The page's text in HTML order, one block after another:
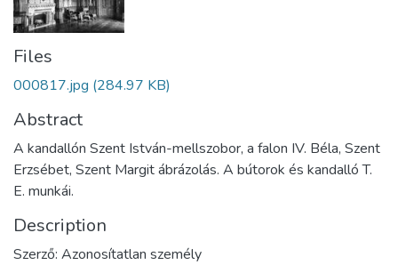
Files
000817.jpg (284.97 KB)
Abstract
A kandallón Szent István-mellszobor, a falon IV. Béla, Szent
Erzsébet, Szent Margit ábrázolás. A bútorok és kandalló T.
E. munkái.
Description
Szerző: Azonosítatlan személy